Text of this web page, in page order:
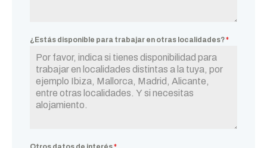
¿Estás disponible para trabajar en otras localidades?*